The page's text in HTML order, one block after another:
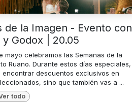
de la Imagen - Evento con
Godox | 20.05
mayo celebramos las Semanas de la
Ruano. Durante estos días especiales,
encontrar descuentos exclusivos en
sino que también vas a ...
todo